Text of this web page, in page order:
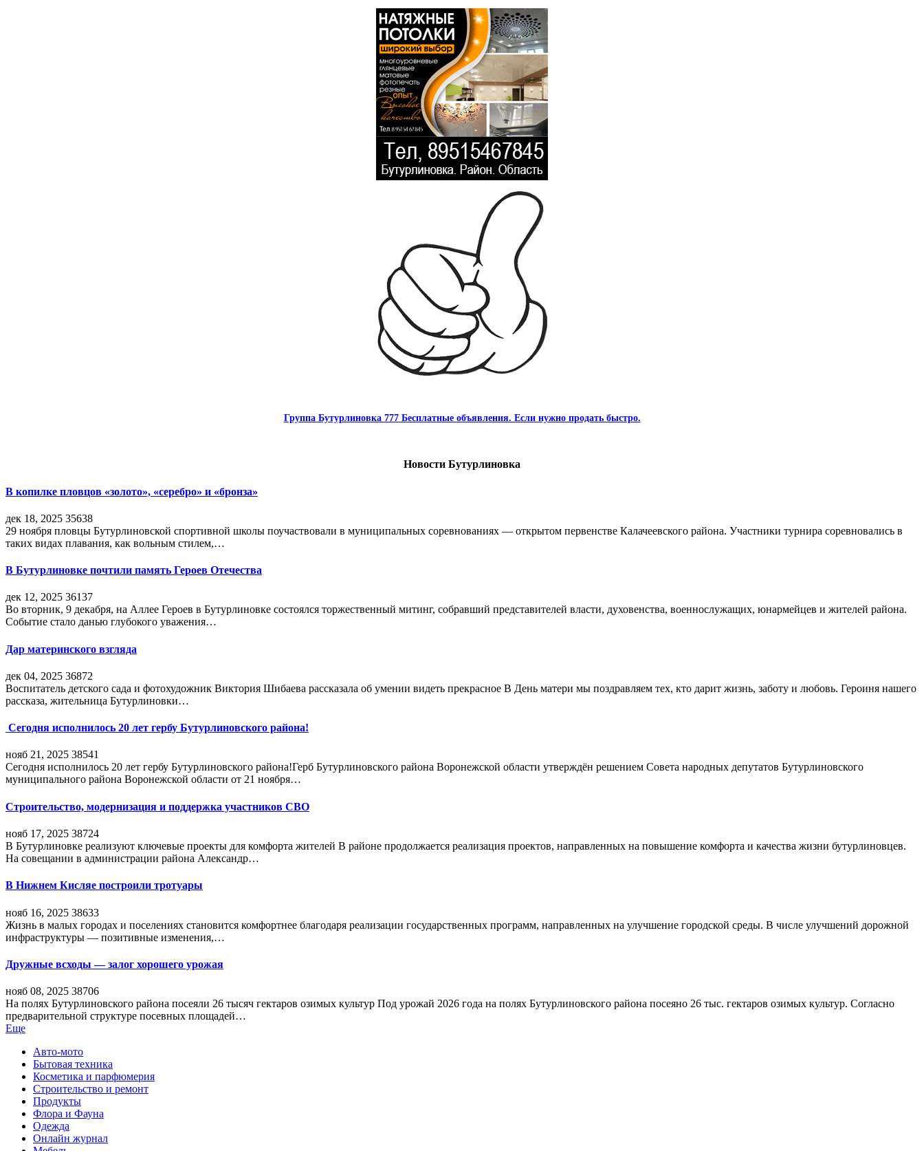
Группа Бутурлиновка 777 Бесплатные объявления. Если нужно продать быстро.
Новости Бутурлиновка
В копилке пловцов «золото», «серебро» и «бронза»
дек 18, 2025 35638
29 ноября пловцы Бутурлиновской спортивной школы поучаствовали в муниципальных соревнованиях — открытом первенстве Калачеевского района. Участники турнира соревновались в
таких видах плавания, как вольным стилем,…
В Бутурлиновке почтили память Героев Отечества
дек 12, 2025 36137
Во вторник, 9 декабря, на Аллее Героев в Бутурлиновке состоялся торжественный митинг, собравший представителей власти, духовенства, военнослужащих, юнармейцев и жителей района.
Событие стало данью глубокого уважения…
Дар материнского взгляда
дек 04, 2025 36872
Воспитатель детского сада и фотохудожник Виктория Шибаева рассказала об умении видеть прекрасное В День матери мы поздравляем тех, кто дарит жизнь, заботу и любовь. Героиня нашего
рассказа, жительница Бутурлиновки…
Сегодня исполнилось 20 лет гербу Бутурлиновского района!
нояб 21, 2025 38541
Сегодня исполнилось 20 лет гербу Бутурлиновского района!Герб Бутурлиновского района Воронежской области утверждён решением Совета народных депутатов Бутурлиновского
муниципального района Воронежской области от 21 ноября…
Строительство, модернизация и поддержка участников СВО
нояб 17, 2025 38724
В Бутурлиновке реализуют ключевые проекты для комфорта жителей В районе продолжается реализация проектов, направленных на повышение комфорта и качества жизни бутурлиновцев.
На совещании в администрации района Александр…
В Нижнем Кисляе построили тротуары
нояб 16, 2025 38633
Жизнь в малых городах и поселениях становится комфортнее благодаря реализации государственных программ, направленных на улучшение городской среды. В числе улучшений дорожной
инфраструктуры — позитивные изменения,…
Дружные всходы — залог хорошего урожая
нояб 08, 2025 38706
На полях Бутурлиновского района посеяли 26 тысяч гектаров озимых культур Под урожай 2026 года на полях Бутурлиновского района посеяно 26 тыс. гектаров озимых культур. Согласно
предварительной структуре посевных площадей…
Еще
Авто-мото
Бытовая техника
Косметика и парфюмерия
Строительство и ремонт
Продукты
Флора и Фауна
Одежда
Онлайн журнал